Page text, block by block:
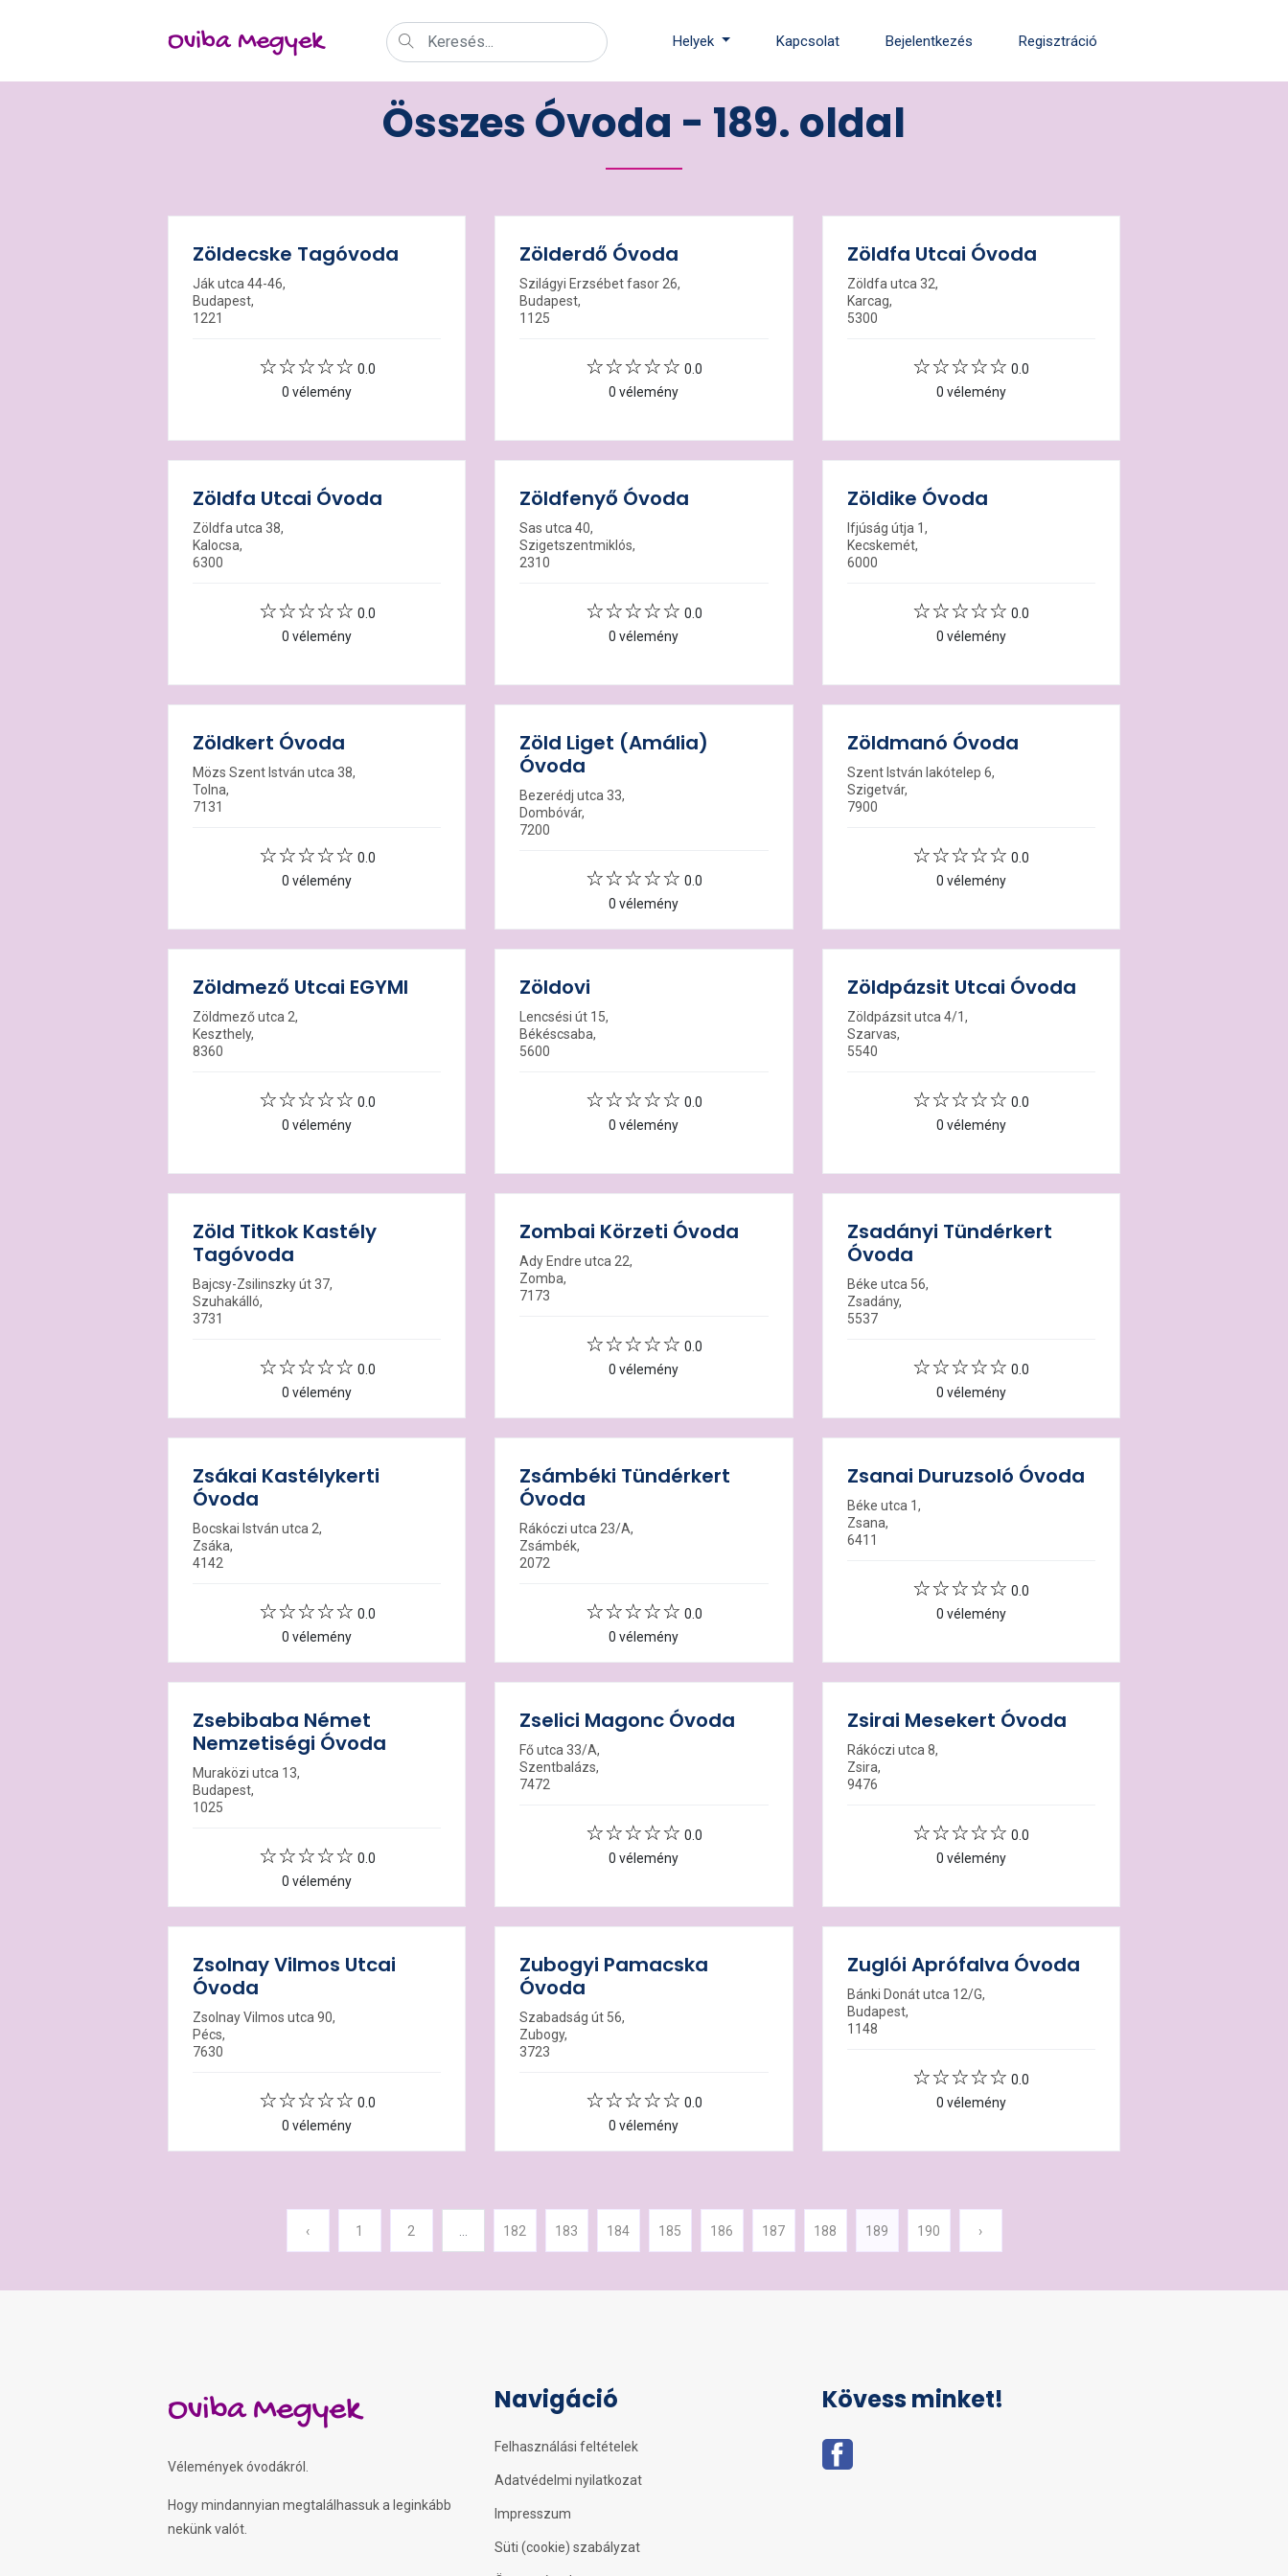
Oviba Megyek Helyek Kapcsolat Bejelentkezés Regisztráció
Összes Óvoda - 189. oldal
Zöldecske Tagóvoda
Ják utca 44-46,
Budapest,
1221
0.0
0 vélemény
Zölderdő Óvoda
Szilágyi Erzsébet fasor 26,
Budapest,
1125
0.0
0 vélemény
Zöldfa Utcai Óvoda
Zöldfa utca 32,
Karcag,
5300
0.0
0 vélemény
Zöldfa Utcai Óvoda
Zöldfa utca 38,
Kalocsa,
6300
0.0
0 vélemény
Zöldfenyő Óvoda
Sas utca 40,
Szigetszentmiklós,
2310
0.0
0 vélemény
Zöldike Óvoda
Ifjúság útja 1,
Kecskemét,
6000
0.0
0 vélemény
Zöldkert Óvoda
Mözs Szent István utca 38,
Tolna,
7131
0.0
0 vélemény
Zöld Liget (Amália)
Óvoda
Bezerédj utca 33,
Dombóvár,
7200
0.0
0 vélemény
Zöldmanó Óvoda
Szent István lakótelep 6,
Szigetvár,
7900
0.0
0 vélemény
Zöldmező Utcai EGYMI
Zöldmező utca 2,
Keszthely,
8360
0.0
0 vélemény
Zöldovi
Lencsési út 15,
Békéscsaba,
5600
0.0
0 vélemény
Zöldpázsit Utcai Óvoda
Zöldpázsit utca 4/1,
Szarvas,
5540
0.0
0 vélemény
Zöld Titkok Kastély
Tagóvoda
Bajcsy-Zsilinszky út 37,
Szuhakálló,
3731
0.0
0 vélemény
Zombai Körzeti Óvoda
Ady Endre utca 22,
Zomba,
7173
0.0
0 vélemény
Zsadányi Tündérkert
Óvoda
Béke utca 56,
Zsadány,
5537
0.0
0 vélemény
Zsákai Kastélykerti
Óvoda
Bocskai István utca 2,
Zsáka,
4142
0.0
0 vélemény
Zsámbéki Tündérkert
Óvoda
Rákóczi utca 23/A,
Zsámbék,
2072
0.0
0 vélemény
Zsanai Duruzsoló Óvoda
Béke utca 1,
Zsana,
6411
0.0
0 vélemény
Zsebibaba Német
Nemzetiségi Óvoda
Muraközi utca 13,
Budapest,
1025
0.0
0 vélemény
Zselici Magonc Óvoda
Fő utca 33/A,
Szentbalázs,
7472
0.0
0 vélemény
Zsirai Mesekert Óvoda
Rákóczi utca 8,
Zsira,
9476
0.0
0 vélemény
Zsolnay Vilmos Utcai
Óvoda
Zsolnay Vilmos utca 90,
Pécs,
7630
0.0
0 vélemény
Zubogyi Pamacska
Óvoda
Szabadság út 56,
Zubogy,
3723
0.0
0 vélemény
Zuglói Aprófalva Óvoda
Bánki Donát utca 12/G,
Budapest,
1148
0.0
0 vélemény
‹ 1 2 182 183 184 185 186 187 188 189 190 ›
Oviba Megyek
Vélemények óvodákról.
Hogy mindannyian megtalálhassuk a leginkább
nekünk valót.
Navigáció
Felhasználási feltételek
Adatvédelmi nyilatkozat
Impresszum
Süti (cookie) szabályzat
Kövess minket!